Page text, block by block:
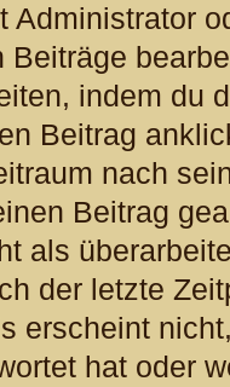
Administrator
Beiträge
indem du
Beitrag
nach
Beitrag
als
der letzte
erscheint
hat oder